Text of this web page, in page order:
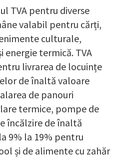
TVA pentru diverse
valabil pentru cărți,
culturale,
energie termică. TVA
livrarea de locuințe
de înaltă valoare
de panouri
termice, pompe de
încălzire de înaltă
9% la 19% pentru
și de alimente cu zahăr